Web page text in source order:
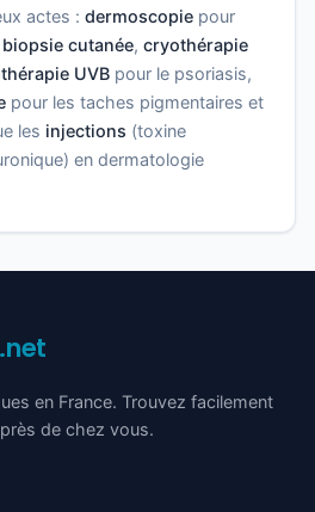
actes : dermoscopie pour
biopsie cutanée, cryothérapie
UVB pour le psoriasis,
pour les taches pigmentaires et
les injections (toxine
en dermatologie
.net
en France. Trouvez facilement
de chez vous.